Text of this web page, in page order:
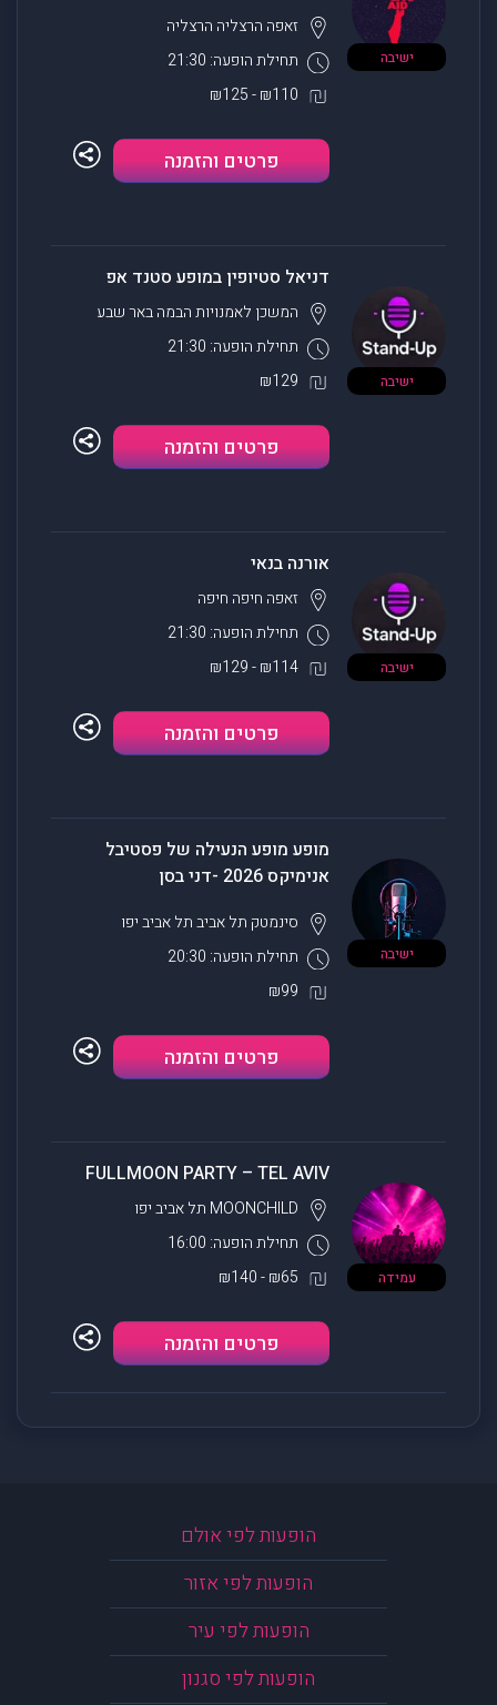
ישיבה תחילת הופעה: 21:30
זאפה הרצליה הרצליה
₪110 - ₪125
פרטים והזמנה
ישיבה
דניאל סטיופין במופע סטנד אפ
תחילת הופעה: 21:30
המשכן לאמנויות הבמהבאר שבע
₪129
פרטים והזמנה
ישיבה
אורנה בנאי
תחילת הופעה: 21:30
זאפה חיפה חיפה
₪114 - ₪129
פרטים והזמנה
ישיבה
מופע מופע הנעילה של פסטיבל
אנימיקס 2026 -דני בסן
תחילת הופעה: 20:30
סינמטק תל אביבתל אביב יפו
₪99
פרטים והזמנה
עמידה
FULLMOON PARTY – TEL AVIV
תחילת הופעה: 16:00
MOONCHILD תל אביב יפו
₪65 - ₪140
פרטים והזמנה
הופעות לפי אולם
הופעות לפי אזור
הופעות לפי עיר
הופעות לפי סגנון